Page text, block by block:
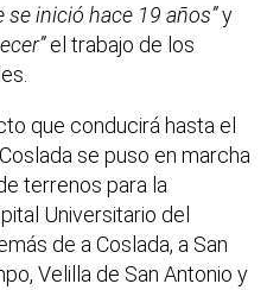
inició hace 19 años”y
el trabajo de los
que conducirá hasta el
se puso en marcha
terrenos para la
Universitario del
de a Coslada, a San
Velilla de San Antonio y